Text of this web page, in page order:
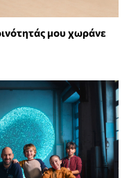
μου χωράνε